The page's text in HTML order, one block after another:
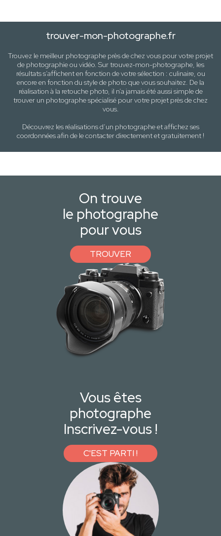
trouver-mon-photographe.fr
Trouvez le meilleur photographe près dechez vous pour votre projet
de photographie ou vidéo. Sur trouvez-mon-photographe, les
résultats s’affichent en fonction de votre sélection : culinaire, ou
encore en fonction du stylede photo que vous souhaitez. De la
réalisation à la retouche photo, il n’a jamais été aussi simple de
trouver un photographe spécialisé pour votre projet près dechez
vous.
Découvrez les réalisations d’un photographe et affichez ses
coordonnées afin de le contacter directement et gratuitement !
On trouve
le photographe
pour vous
TROUVER
Vous êtes
photographe
Inscrivez-vous !
C'EST PARTI !